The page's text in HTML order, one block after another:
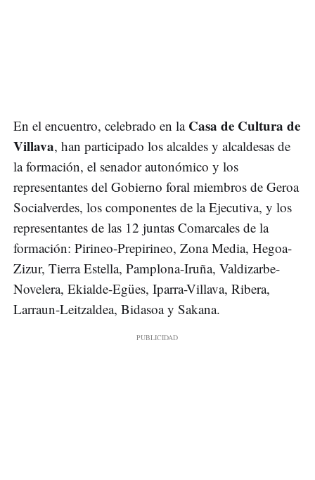
En el encuentro, celebrado en la Casa de Cultura de
Villava, han participado los alcaldes y alcaldesas de
la formación, el senador autonómico y los
representantes del Gobierno foral miembros de Geroa
Socialverdes, los componentes de la Ejecutiva, y los
representantes de las 12 juntas Comarcales de la
formación: Pirineo-Prepirineo, Zona Media, Hegoa-
Zizur, Tierra Estella, Pamplona-Iruña, Valdizarbe-
Novelera, Ekialde-Egües, Iparra-Villava, Ribera,
Larraun-Leitzaldea, Bidasoa y Sakana.